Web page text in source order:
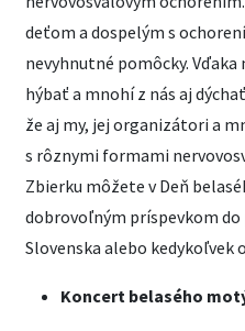
deťom a dospelým s
nevyhnutné pomôcky.
hýbať a mnohí z nás aj
že aj my, jej organizátori a
s rôznymi formami
Zbierku môžete v Deň
dobrovoľným príspevkom do
Slovenska alebo kedykoľvek
Koncert belasého